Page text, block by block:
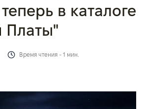
в каталоге
Платы"
Время чтения - 1 мин.